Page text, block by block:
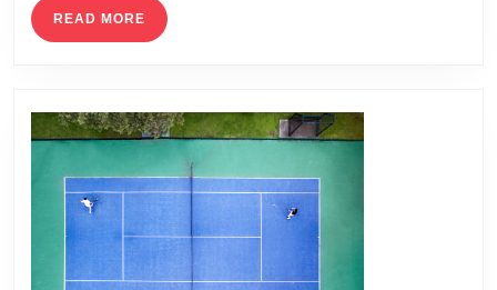
quelles
normes
respecter
?
READ MORE READ
MORE